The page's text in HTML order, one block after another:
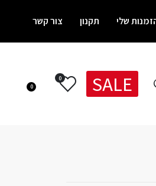
שלי תקנון צור קשר
SALE
0
0